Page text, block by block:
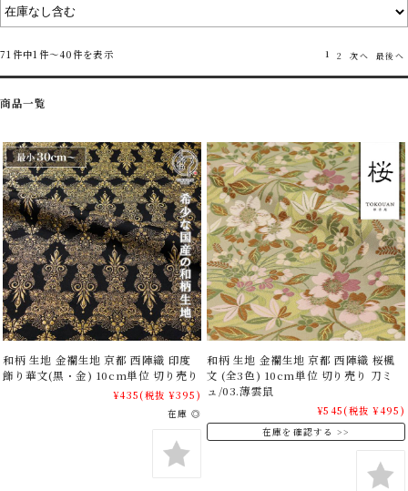
71件中1件～40件を表示 1 2 次へ 最後へ
商品一覧
和柄 生地 金襴生地 京都 西陣織 印度
飾り華文(黒・金) 10cm単位 切り売り
¥435(税抜 ¥395)
在庫 ◎
和柄 生地 金襴生地 京都 西陣織 桜楓
文 (全3色) 10cm単位 切り売り 刀ミ
ュ/03.薄雲鼠
¥545(税抜 ¥495)
在庫を確認する